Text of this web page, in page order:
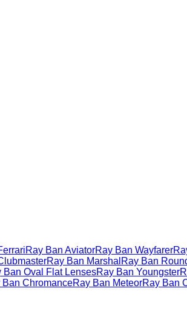
Ray Ban AviatorRay Ban Wayfarer
Ray Ban Marshal Ray Ban
Ban Oval Flat LensesRay Ban Youngster
Ban ChromanceRay Ban MeteorRay Ban